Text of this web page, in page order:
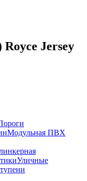
Jersey
Модульная ПВХ
Уличные